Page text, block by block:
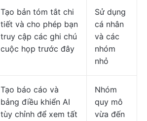
Tạo bản tóm tắt chi
tiết và cho phép bạn
truy cập các ghi chú
cuộc họp trước đây
Sử dụng
cá nhân
và các
nhóm
nhỏ
Tạo báo cáo và
bảng điều khiển AI
tùy chỉnh để xem tất
Nhóm
quy mô
vừa đến